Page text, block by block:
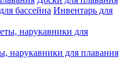
Инвентарь для
нарукавники для плавания